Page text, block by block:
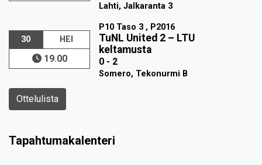
Lahti, Jalkaranta 3
30 HEI
19.00
P10 Taso 3 , P2016
TuNL United 2 – LTU
keltamusta
0 - 2
Somero, Tekonurmi B
Ottelulista
Tapahtumakalenteri